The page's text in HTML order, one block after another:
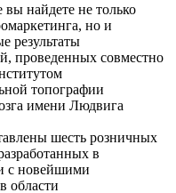
вы найдете не только
но и
результаты
проведенных совместно
топографии
имени Людвига
шесть розничных
в
с новейшими
области